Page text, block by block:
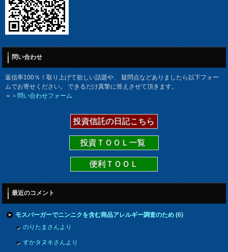
問い合わせ
返信率100％！取り上げて欲しい話題や、 疑問点などありましたら以下フォー
ムでお寄せください。 できるだけ真摯に答えさせて頂きます。
＝＞問い合わせフォーム
投資信託の日記こちら
投資ＴＯＯＬ一覧
便利ＴＯＯＬ
最近のコメント
モスバーガーでニンニクを含む商品アレルギー調査のため(6)
のりたまさんより
すかタヌキさんより